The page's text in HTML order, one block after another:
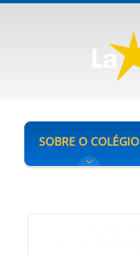
SOBRE O COLÉGIO